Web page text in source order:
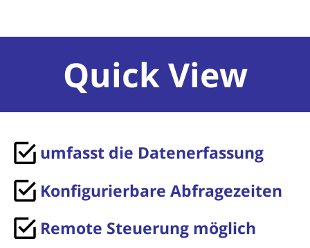
Quick View
umfasst die Datenerfassung
Konfigurierbare Abfragezeiten
Remote Steuerung möglich